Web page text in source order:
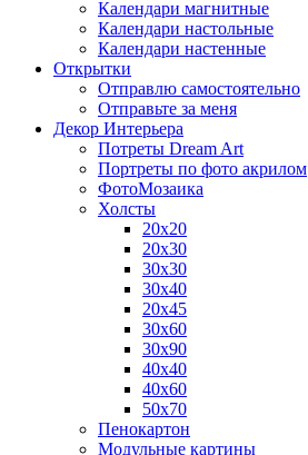
Календари магнитные
Календари настольные
Календари настенные
Открытки
Отправлю самостоятельно
Отправьте за меня
Декор Интерьера
Потреты Dream Art
Портреты по фото акрилом
ФотоМозаика
Холсты
20х20
20х30
30х30
30х40
20х45
30х60
30х90
40х40
40х60
50х70
Пенокартон
Модульные картины